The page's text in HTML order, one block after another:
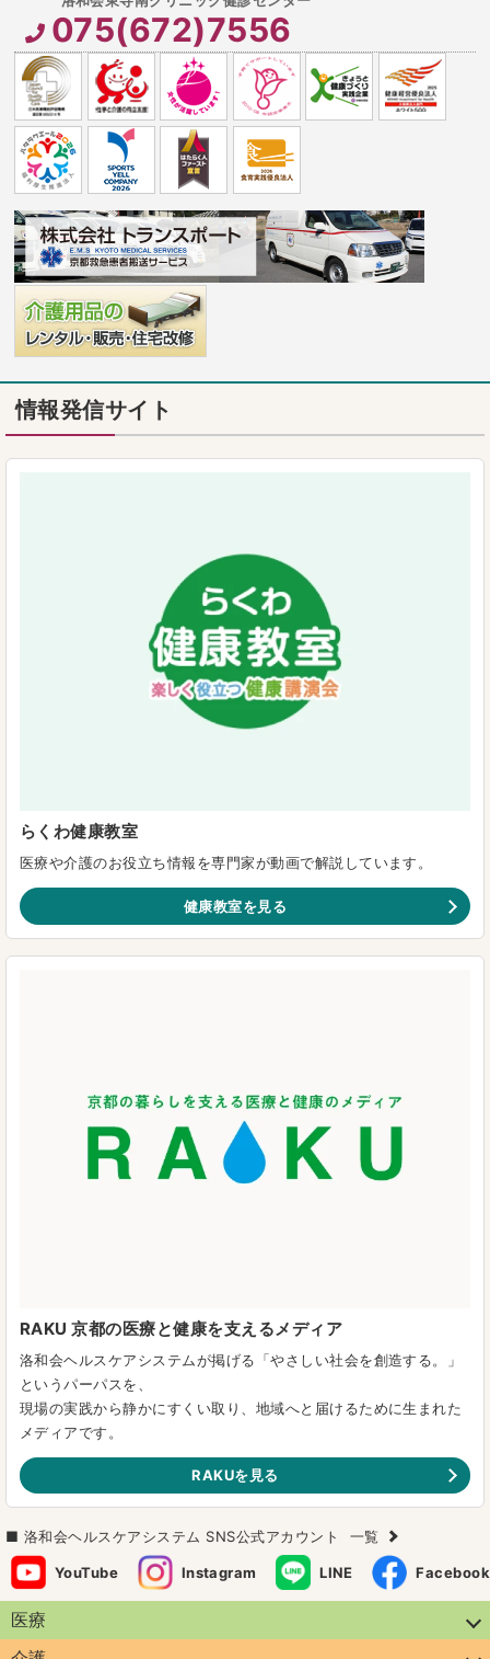
075(672)7556
情報発信サイト
らくわ健康教室
医療や介護のお役立ち情報を専門家が動画で解説しています。
健康教室を見る
RAKU 京都の医療と健康を支えるメディア
洛和会ヘルスケアシステムが掲げる「やさしい社会を創造する。」
というパーパスを、
現場の実践から静かにすくい取り、地域へと届けるために生まれた
メディアです。
RAKUを見る
洛和会ヘルスケアシステム SNS公式アカウント 一覧
YouTube Instagram LINE Facebook
医療